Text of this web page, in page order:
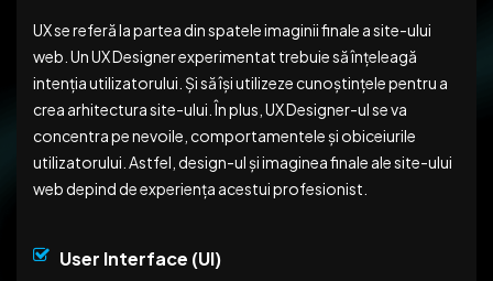
UX se referă la partea din spatele imaginii finale a site-ului
web. Un UX Designer experimentat trebuie să înțeleagă
intenția utilizatorului. Și să își utilizeze cunoștințele pentru a
crea arhitectura site-ului. În plus, UX Designer-ul se va
concentra pe nevoile, comportamentele și obiceiurile
utilizatorului. Astfel, design-ul și imaginea finale ale site-ului
web depind de experiența acestui profesionist.
User Interface (UI)